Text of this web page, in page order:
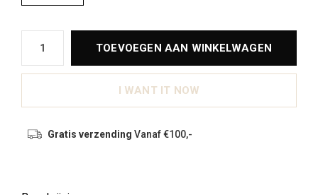
TOEVOEGEN AAN WINKELWAGEN
I WANT IT NOW
Gratis verzending Vanaf €100,-